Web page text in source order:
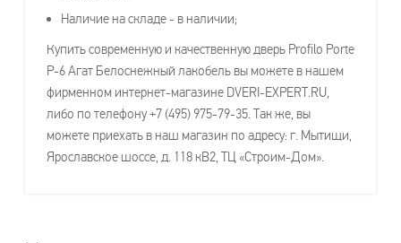
Наличие на складе - в наличии;
Купить современную и качественную дверь Profilo Porte
P-6 Агат Белоснежный лакобель вы можете в нашем
фирменном интернет-магазине DVERI-EXPERT.RU,
либо по телефону +7 (495) 975-79-35. Так же, вы
можете приехать в наш магазин по адресу: г. Мытищи,
Ярославское шоссе, д. 118 кВ2, ТЦ «Строим-Дом».